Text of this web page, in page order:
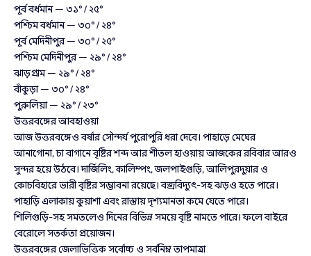
পূর্ব বর্ধমান — ৩১° / ২৫°
পশ্চিম বর্ধমান — ৩০° / ২৪°
পূর্ব মেদিনীপুর — ৩০° / ২৫°
পশ্চিম মেদিনীপুর — ২৯° / ২৪°
ঝাড়গ্রাম — ২৯° / ২৪°
বাঁকুড়া — ৩০° / ২৪°
পুরুলিয়া — ২৯° / ২৩°
উত্তরবঙ্গের আবহাওয়া
আজ উত্তরবঙ্গেও বর্ষার সৌন্দর্য পুরোপুরি ধরা দেবে। পাহাড়ে মেঘের
আনাগোনা, চা বাগানে বৃষ্টির শব্দ আর শীতল হাওয়ায় আজকের রবিবার আরও
সুন্দর হয়ে উঠবে। দার্জিলিং, কালিম্পং, জলপাইগুড়ি, আলিপুরদুয়ার ও
কোচবিহারে ভারী বৃষ্টির সম্ভাবনা রয়েছে। বজ্রবিদ্যুৎ-সহ ঝড়ও হতে পারে।
পাহাড়ি এলাকায় কুয়াশা এবং রাস্তায় দৃশ্যমানতা কমে যেতে পারে।
শিলিগুড়ি-সহ সমতলেও দিনের বিভিন্ন সময়ে বৃষ্টি নামতে পারে। ফলে বাইরে
বেরোলে সতর্কতা প্রয়োজন।
উত্তরবঙ্গের জেলাভিত্তিক সর্বোচ্চ ও সর্বনিম্ন তাপমাত্রা